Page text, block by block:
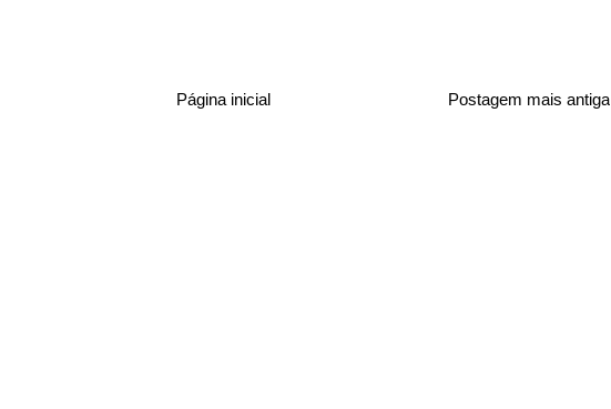
Postagem mais antiga
Página inicial